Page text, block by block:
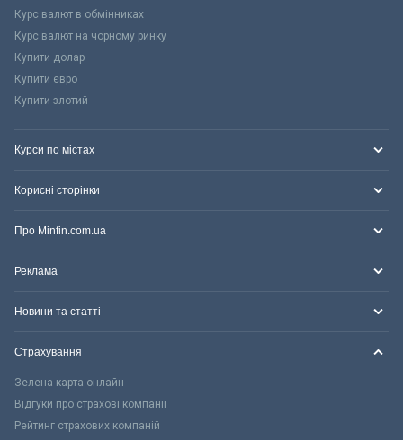
Курс валют в обмінниках
Курс валют на чорному ринку
Купити долар
Купити євро
Купити злотий
Курси по містах
Корисні сторінки
Про Minfin.com.ua
Реклама
Новини та статті
Страхування
Зелена карта онлайн
Відгуки про страхові компанії
Рейтинг страхових компаній